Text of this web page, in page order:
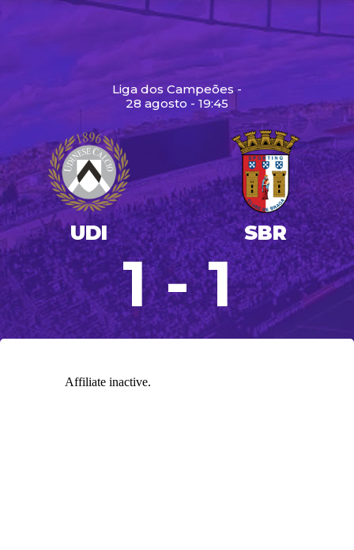
Liga dos Campeões -
28 agosto - 19:45
UDI SBR
1 - 1